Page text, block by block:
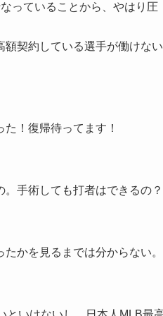
っていることから、やはり圧
契約している選手が働けない
！復帰待ってます！
手術しても打者はできるの？
かを見るまでは分からない。